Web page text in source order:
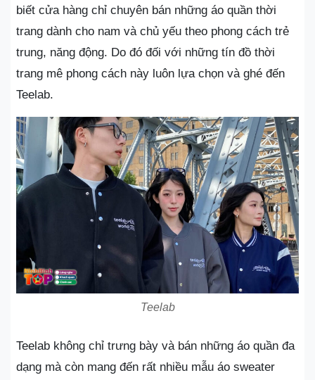
biết cửa hàng chỉ chuyên bán những áo quần thời
trang dành cho nam và chủ yếu theo phong cách trẻ
trung, năng động. Do đó đối với những tín đồ thời
trang mê phong cách này luôn lựa chọn và ghé đến
Teelab.
Teelab
Teelab không chỉ trưng bày và bán những áo quần đa
dạng mà còn mang đến rất nhiều mẫu áo sweater